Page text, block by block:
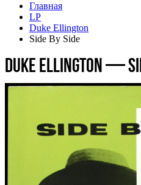
Главная
LP
Duke Ellington
Side By Side
Duke Ellington —